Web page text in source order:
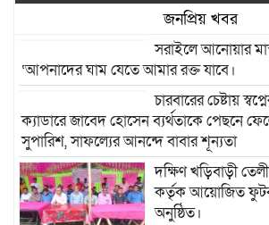
জনপ্রিয় খবর
সরাইলে আনোয়ার
‘আপনাদের ঘাম যেতে আমার রক্ত যাবে।
চারবারের চেষ্টায়
ক্যাডারে জাবেদ হোসেন ব্যর্থতাকে পেছনে
সুপারিশ, সাফল্যের আনন্দে বাবার শূন্যতা
দক্ষিণ খড়িবাড়ী
কর্তৃক আয়োজিত
অনুষ্ঠিত।